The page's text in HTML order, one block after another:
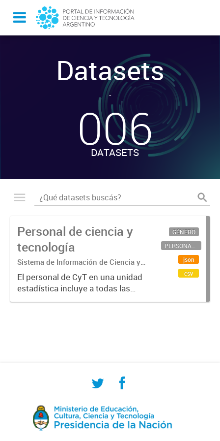
Datasets
-
006
DATASETS
Personal de ciencia y
tecnología
Sistema de Información de Ciencia y
Tecnología Argentino (SICYTAR)
El personal de CyT en una unidad
estadística incluye a todas las
personas involucradas
GÉNERO
PERSONAL CIENTÍFICO-TECNOLÓGICO
json
csv